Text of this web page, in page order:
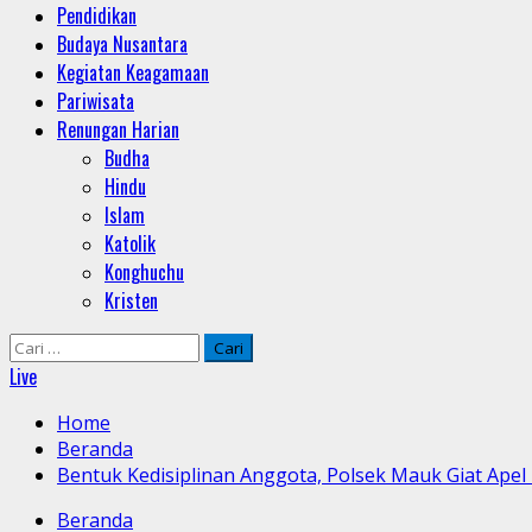
Pendidikan
Budaya Nusantara
Kegiatan Keagamaan
Pariwisata
Renungan Harian
Budha
Hindu
Islam
Katolik
Konghuchu
Kristen
Cari
untuk:
Live
Home
Beranda
Bentuk Kedisiplinan Anggota, Polsek Mauk Giat Apel
Beranda